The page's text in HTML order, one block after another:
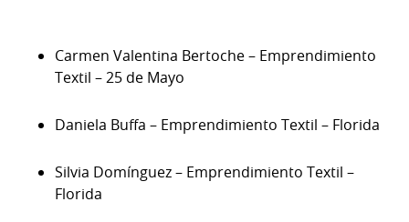
Carmen Valentina Bertoche – Emprendimiento
Textil – 25 de Mayo
Daniela Buffa – Emprendimiento Textil – Florida
Silvia Domínguez – Emprendimiento Textil –
Florida